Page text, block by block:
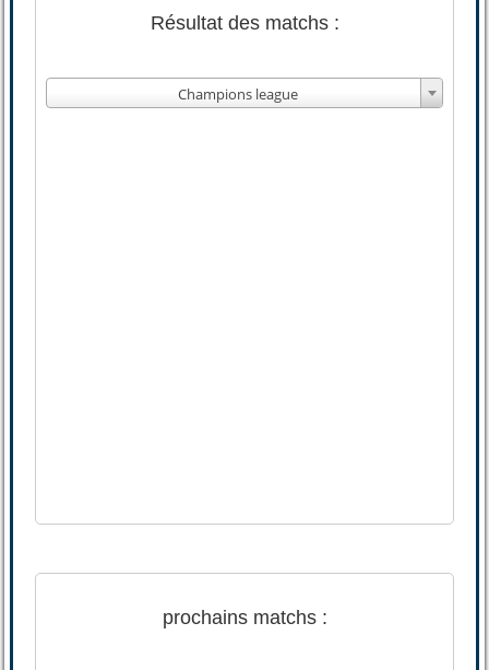
Résultat des matchs :
Champions league
prochains matchs :